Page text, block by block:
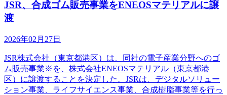
JSR、合成ゴム販売事業をENEOSマテリアルに譲
渡
2026年02月27日
JSR株式会社（東京都港区）は、同社の電子産業分野へのゴ
ム販売事業※を、株式会社ENEOSマテリアル（東京都港
区）に譲渡することを決定した。JSRは、デジタルソリュー
ション事業、ライフサイエンス事業、合成樹脂事業等を行っ